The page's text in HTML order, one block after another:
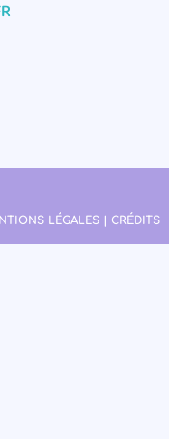
LÉGALES | CRÉDITS